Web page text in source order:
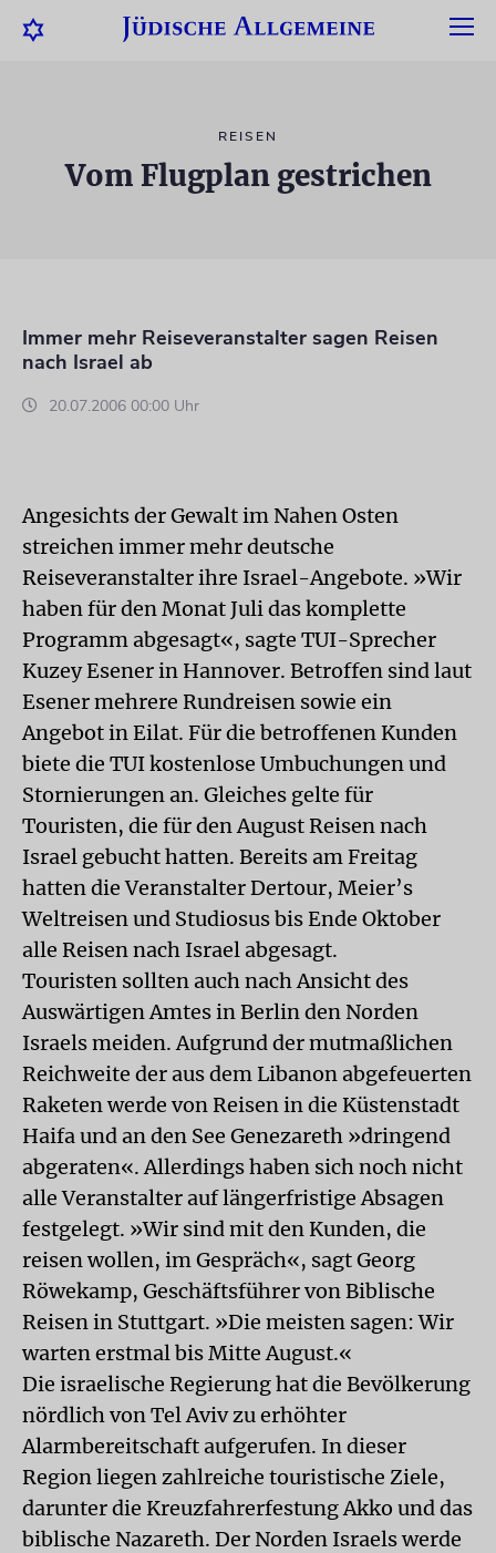
REISEN
Vom Flugplan gestrichen
Immer mehr Reiseveranstalter sagen Reisen
nach Israel ab
20.07.2006 00:00 Uhr
Angesichts der Gewalt im Nahen Osten
streichen immer mehr deutsche
Reiseveranstalter ihre Israel-Angebote. »Wir
haben für den Monat Juli das komplette
Programm abgesagt«, sagte TUI-Sprecher
Kuzey Esener in Hannover. Betroffen sind laut
Esener mehrere Rundreisen sowie ein
Angebot in Eilat. Für die betroffenen Kunden
biete die TUI kostenlose Umbuchungen und
Stornierungen an. Gleiches gelte für
Touristen, die für den August Reisen nach
Israel gebucht hatten. Bereits am Freitag
hatten die Veranstalter Dertour, Meier’s
Weltreisen und Studiosus bis Ende Oktober
alle Reisen nach Israel abgesagt.
Touristen sollten auch nach Ansicht des
Auswärtigen Amtes in Berlin den Norden
Israels meiden. Aufgrund der mutmaßlichen
Reichweite der aus dem Libanon abgefeuerten
Raketen werde von Reisen in die Küstenstadt
Haifa und an den See Genezareth »dringend
abgeraten«. Allerdings haben sich noch nicht
alle Veranstalter auf längerfristige Absagen
festgelegt. »Wir sind mit den Kunden, die
reisen wollen, im Gespräch«, sagt Georg
Röwekamp, Geschäftsführer von Biblische
Reisen in Stuttgart. »Die meisten sagen: Wir
warten erstmal bis Mitte August.«
Die israelische Regierung hat die Bevölkerung
nördlich von Tel Aviv zu erhöhter
Alarmbereitschaft aufgerufen. In dieser
Region liegen zahlreiche touristische Ziele,
darunter die Kreuzfahrerfestung Akko und das
biblische Nazareth. Der Norden Israels werde